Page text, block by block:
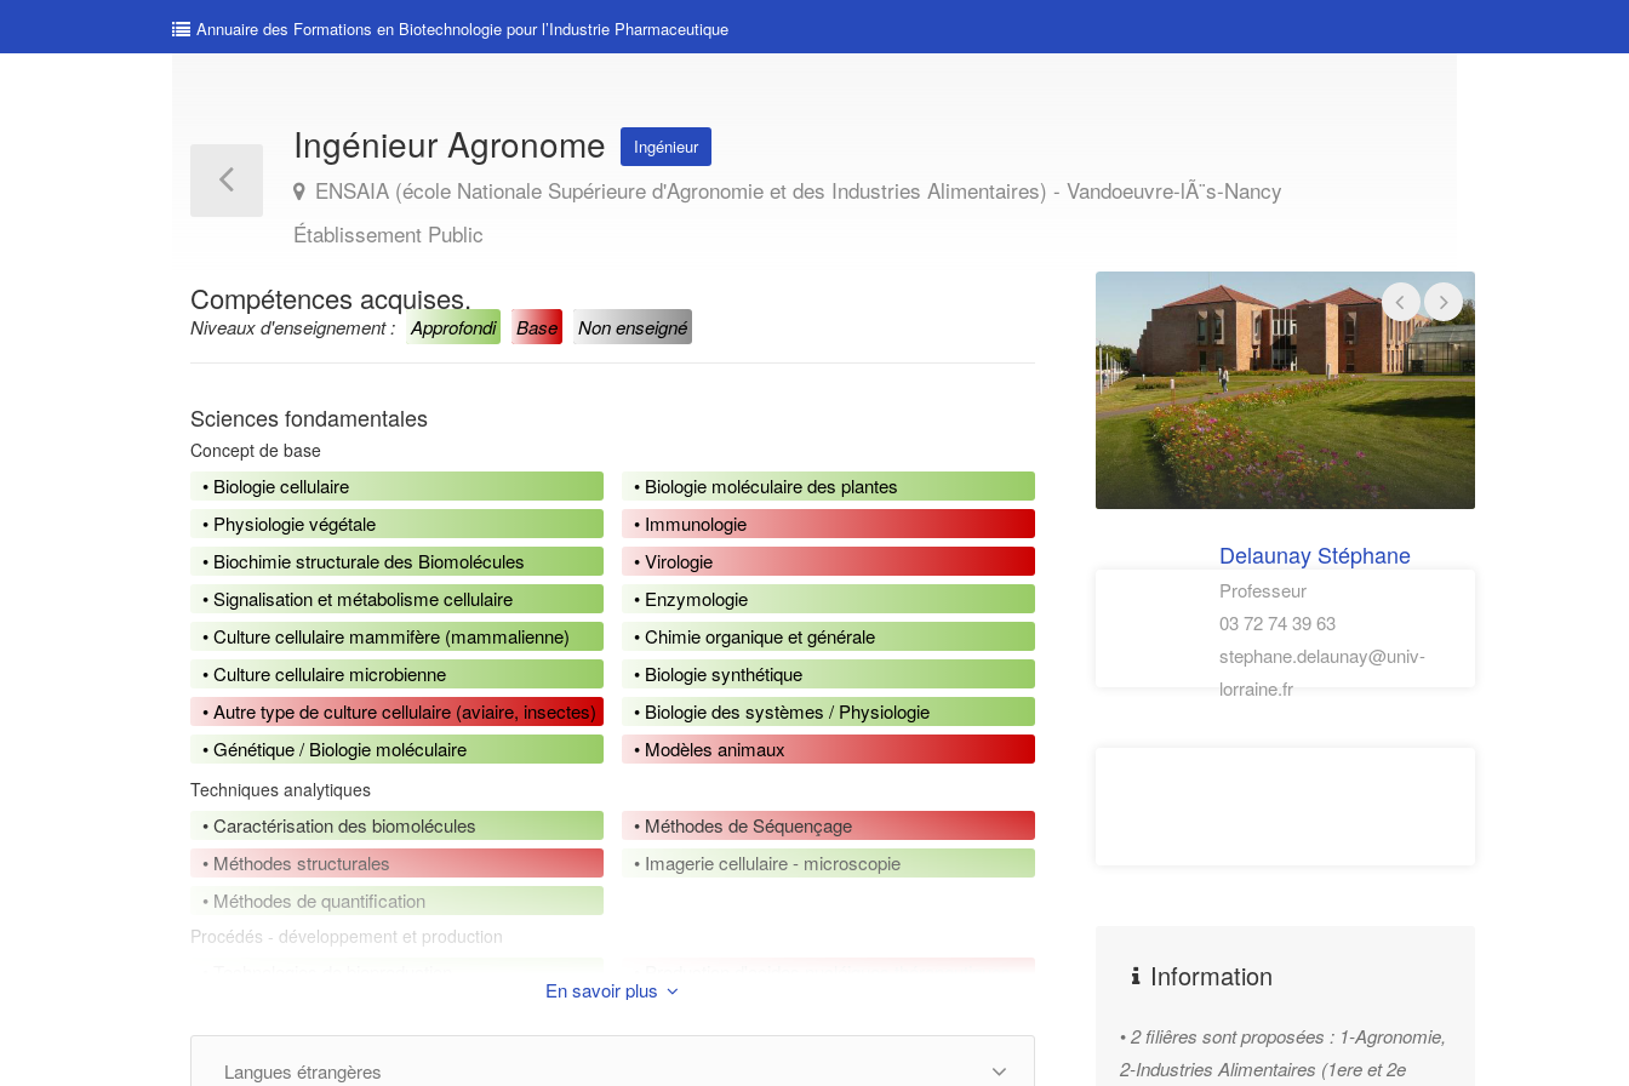
Annuaire des Formations en Biotechnologie pour l’Industrie Pharmaceutique
Ingénieur Agronome Ingénieur
ENSAIA (école Nationale Supérieure d'Agronomie et des Industries Alimentaires) - Vandoeuvre-lÃ¨s-Nancy
Établissement Public
Compétences acquises.
Niveaux d'enseignement : Approfondi Base Non enseigné
Sciences fondamentales
Concept de base
• Biologie cellulaire
• Physiologie végétale
• Biochimie structurale des Biomolécules
• Signalisation et métabolisme cellulaire
• Culture cellulaire mammifère (mammalienne)
• Culture cellulaire microbienne
• Autre type de culture cellulaire (aviaire, insectes)
• Génétique / Biologie moléculaire
• Biologie moléculaire des plantes
• Immunologie
• Virologie
• Enzymologie
• Chimie organique et générale
• Biologie synthétique
• Biologie des systèmes / Physiologie
• Modèles animaux
Techniques analytiques
• Caractérisation des biomolécules
• Méthodes structurales
• Méthodes de quantification
• Méthodes de Séquençage
• Imagerie cellulaire - microscopie
Procédés - développement et production
En savoir plus
Langues étrangères
Delaunay Stéphane
Professeur
03 72 74 39 63
stephane.delaunay@univ-
lorraine.fr
Information
•2 filiêres sont proposées : 1-Agronomie,
2-Industries Alimentaires (1ere et 2e